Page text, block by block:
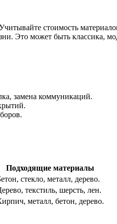
стоимость
Это может быть классика,
замена коммуникаций.
Подходящие материалы
стекло, металл, дерево.
текстиль, шерсть, лен.
металл, бетон, дерево.